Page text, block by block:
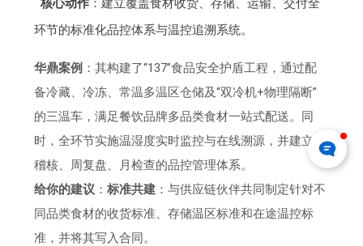
核心动作：建立覆盖食材收货、存储、运输、交付全
环节的标准化品控体系与温控追溯系统。
华鼎案例 ：其构建了“137”食品安全护盾工程，通过配
备冷藏、冷冻、常温多温区仓储及“双冷机+物理隔断”
的三温车，满足餐饮品牌多品类食材一站式配送。同
时，全环节实施温湿度实时监控与在线溯源，并建立日
稽核、周复盘、月检查的品控管理体系。
给你的建议 ：标准共建 ：与供应链伙伴共同制定针对不
同品类食材的收货标准、存储温区标准和在途温控标
准，并将其写入合同。